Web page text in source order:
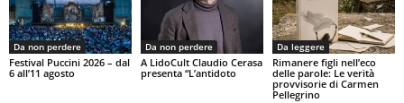
Da non perdere
Festival Puccini 2026 – dal
6 all’11 agosto
Da non perdere
A LidoCult Claudio Cerasa
presenta “L’antidoto
Da leggere
Rimanere figli nell’eco
delle parole: Le verità
provvisorie di Carmen
Pellegrino